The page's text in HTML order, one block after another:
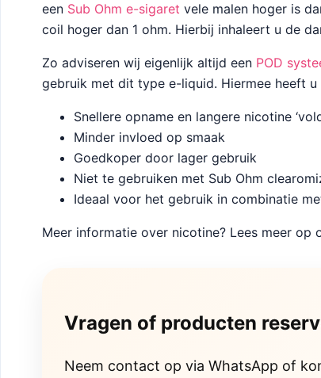
een Sub Ohm e-sigaret vele malen hoger is
coil hoger dan 1 ohm. Hierbij inhaleert u de
Zo adviseren wij eigenlijk altijd een POD
gebruik met dit type e-liquid. Hiermee heeft
Snellere opname en langere nicotine
Minder invloed op smaak
Goedkoper door lager gebruik
Niet te gebruiken met Sub Ohm
Ideaal voor het gebruik in combinatie
Meer informatie over nicotine? Lees meer op
Vragen of producten
Neem contact op via WhatsApp of